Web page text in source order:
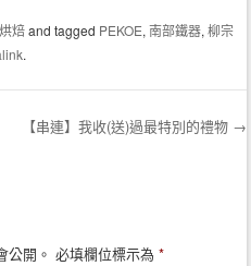
焙and tagged PEKOE,南部鐵器,柳宗
.
【串連】我收(送)過最特別的禮物 →
公開。 必填欄位標示為*